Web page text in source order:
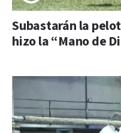
Subastarán la
hizo la “Mano de